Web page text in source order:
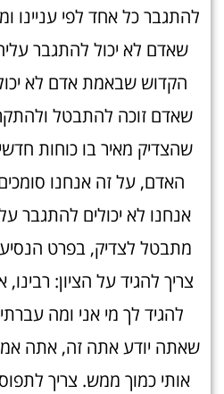
להתגבר כל אחד לפי עניינו
שאדם לא יכול להתגבר
הקדוש שבאמת אדם לא
שאדם זוכה להתבטל
שהצדיק מאיר בו כוחות
האדם, על זה אנחנו
אנחנו לא יכולים להתגבר
מתבטל לצדיק, בפרט
צריך להגיד על הציון:
להגיד לך מי אני ומה
שאתה יודע אתה זה, אתה
אותי כמוך ממש. צריך